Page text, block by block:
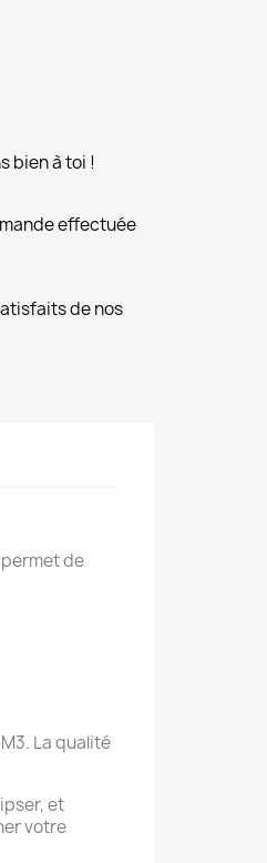
bien à toi !
effectuée
de nos
de
La qualité
et
votre